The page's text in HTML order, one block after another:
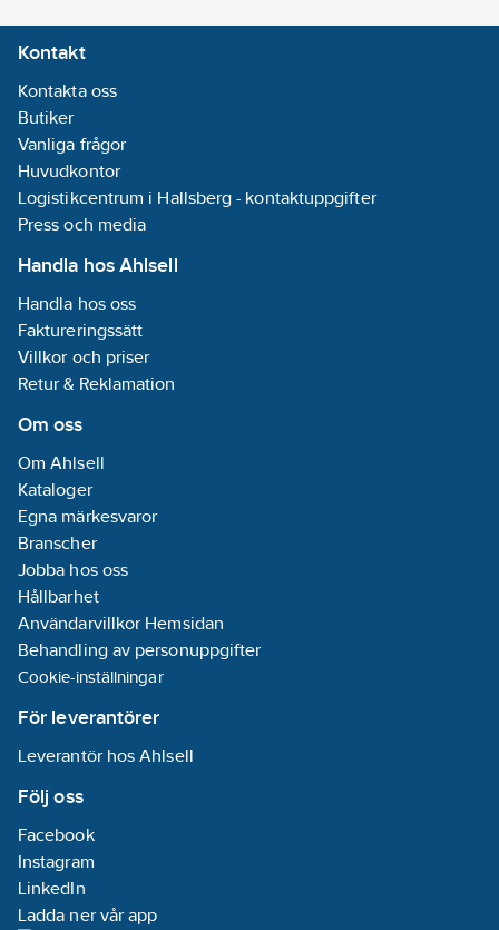
Kontakt
Kontakta oss
Butiker
Vanliga frågor
Huvudkontor
Logistikcentrum i Hallsberg - kontaktuppgifter
Press och media
Handla hos Ahlsell
Handla hos oss
Faktureringssätt
Villkor och priser
Retur & Reklamation
Om oss
Om Ahlsell
Kataloger
Egna märkesvaror
Branscher
Jobba hos oss
Hållbarhet
Användarvillkor Hemsidan
Behandling av personuppgifter
Cookie-inställningar
För leverantörer
Leverantör hos Ahlsell
Följ oss
Facebook
Instagram
LinkedIn
Ladda ner vår app